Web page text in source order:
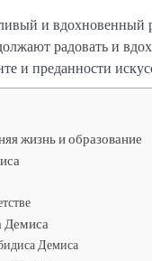
и вдохновенный
радовать и
и преданности
жизнь и образование
Демиса
Демиса